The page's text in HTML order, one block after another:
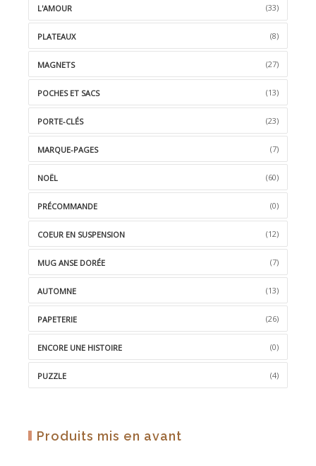
L'AMOUR (33)
PLATEAUX (8)
MAGNETS (27)
POCHES ET SACS (13)
PORTE-CLÉS (23)
MARQUE-PAGES (7)
NOËL (60)
PRÉCOMMANDE (0)
COEUR EN SUSPENSION (12)
MUG ANSE DORÉE (7)
AUTOMNE (13)
PAPETERIE (26)
ENCORE UNE HISTOIRE (0)
PUZZLE (4)
Produits mis en avant